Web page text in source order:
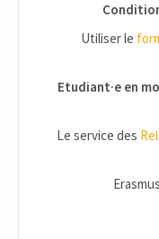
Utiliser le
Etudiant·e en
Le service des